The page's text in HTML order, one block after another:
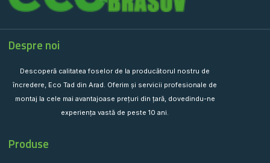
Despre noi
Descoperă calitatea foselor de la producătorul nostru de
încredere, Eco Tad din Arad. Oferim și servicii profesionale de
montaj la cele mai avantajoase prețuri din țară, dovedindu-ne
experiența vastă de peste 10 ani.
Produse